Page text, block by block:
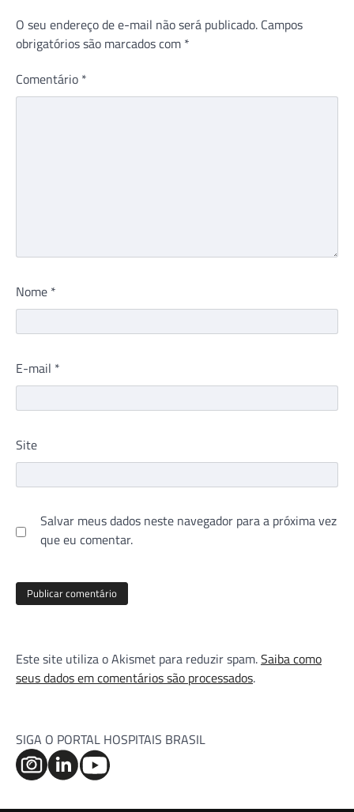
O seu endereço de e-mail não será publicado. Campos
obrigatórios são marcados com *
Comentário *
Nome *
E-mail *
Site
Salvar meus dados neste navegador para a próxima vez
que eu comentar.
Este site utiliza o Akismet para reduzir spam.Saiba como
seus dados em comentários são processados.
SIGA O PORTAL HOSPITAIS BRASIL